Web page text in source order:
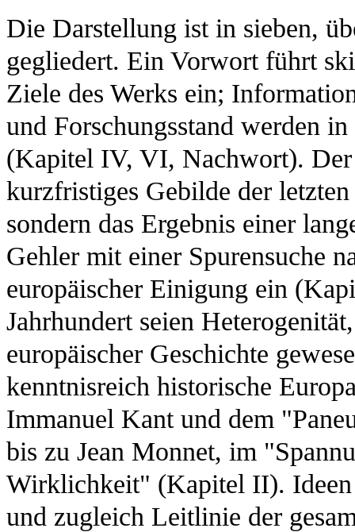
Die Darstellung ist in sieben,
gegliedert. Ein Vorwort führt
Ziele des Werks ein;
und Forschungsstand werden
(Kapitel IV, VI, Nachwort).
kurzfristiges Gebilde der
sondern das Ergebnis einer
Gehler mit einer Spurensuche
europäischer Einigung ein
Jahrhundert seien
europäischer Geschichte
kenntnisreich historische
Immanuel Kant und dem
bis zu Jean Monnet, im
Wirklichkeit" (Kapitel II). Ideen
und zugleich Leitlinie der